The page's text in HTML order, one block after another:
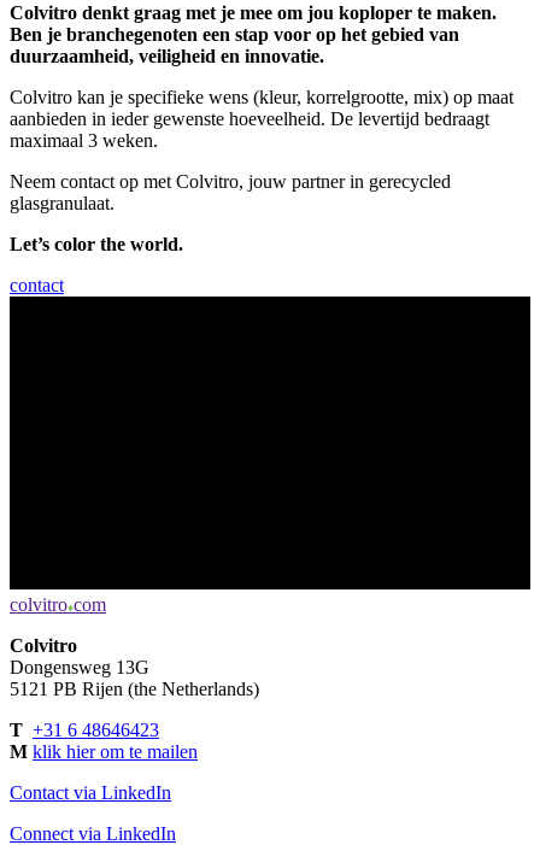
Colvitro denkt graag met je mee om jou koploper te maken.
Ben je branchegenoten een stap voor op het gebied van
duurzaamheid, veiligheid en innovatie.
Colvitro kan je specifieke wens (kleur, korrelgrootte, mix) op maat
aanbieden in ieder gewenste hoeveelheid. De levertijd bedraagt
maximaal 3 weken.
Neem contact op met Colvitro, jouw partner in gerecycled
glasgranulaat.
Let’s color the world.
contact
colvitro♦com
Colvitro
Dongensweg 13G
5121 PB Rijen (the Netherlands)
T +31 6 48646423
M klik hier om te mailen
Contact via LinkedIn
Connect via LinkedIn